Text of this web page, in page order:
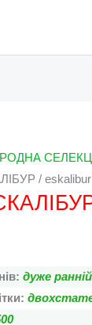
/ eskalibur
до
грн.
дуже
до
250
до
100